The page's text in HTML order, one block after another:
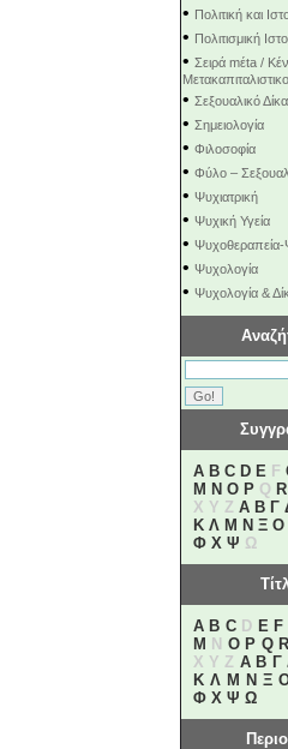
• Πολιτική και
• Πολιτισμική
• Σειρά mέta /
• Σεξουαλικό
• Σημειολογία
• Φιλοσοφία
• Φύλο –
• Ψυχιατρική
• Ψυχική Υγεία
•
• Ψυχολογία
• Ψυχολογία &
A B C D EF
M N O PQ R
X Y Z Α Β Γ
Κ Λ Μ Ν Ξ Ο
Φ Χ Ψ Ω
A B CD E F
M N O P Q R
X Y Z Α Β Γ
Κ Λ Μ Ν Ξ
Φ Χ Ψ Ω